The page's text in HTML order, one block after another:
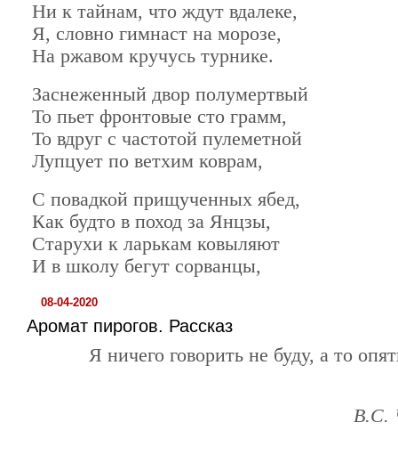
Ни к тайнам, что ждут вдалеке,
Я, словно гимнаст на морозе,
На ржавом кручусь турнике.
Заснеженный двор полумертвый
То пьет фронтовые сто грамм,
То вдруг с частотой пулеметной
Лупцует по ветхим коврам,
С повадкой прищученных ябед,
Как будто в поход за Янцзы,
Старухи к ларькам ковыляют
И в школу бегут сорванцы,
08-04-2020
Аромат пирогов. Рассказ
Я ничего говорить не буду, а то
В.С.